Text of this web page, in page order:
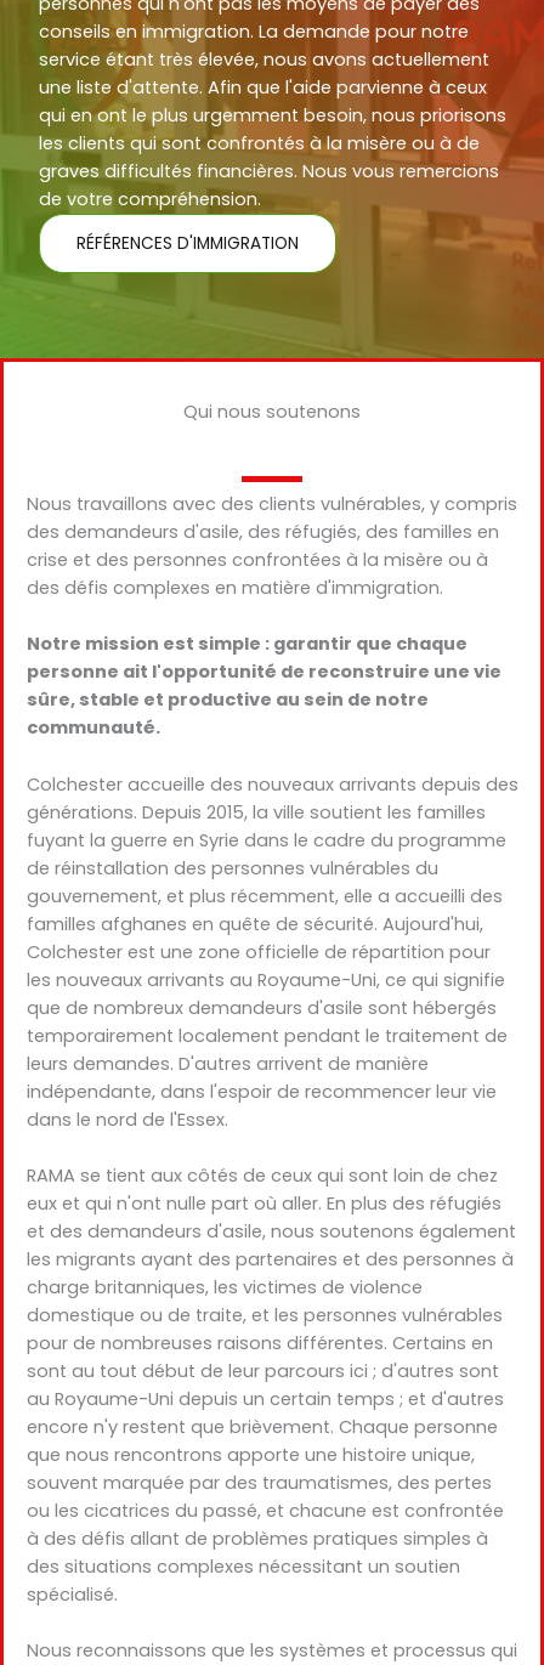
conseils en immigration. La demande pour notre
service étant très élevée, nous avons actuellement
une liste d'attente. Afin que l'aide parvienne à ceux
qui en ont le plus urgemment besoin, nous priorisons
les clients qui sont confrontés à la misère ou à de
graves difficultés financières. Nous vous remercions
de votre compréhension.
RÉFÉRENCES D'IMMIGRATION
Qui nous soutenons
Nous travaillons avec des clients vulnérables, y compris
des demandeurs d'asile, des réfugiés, des familles en
crise et des personnes confrontées à la misère ou à
des défis complexes en matière d'immigration.
Notre mission est simple : garantir que chaque
personne ait l'opportunité de reconstruire une vie
sûre, stable et productive au sein de notre
communauté.
Colchester accueille des nouveaux arrivants depuis des
générations. Depuis 2015, la ville soutient les familles
fuyant la guerre en Syrie dans le cadre du programme
de réinstallation des personnes vulnérables du
gouvernement, et plus récemment, elle a accueilli des
familles afghanes en quête de sécurité. Aujourd'hui,
Colchester est une zone officielle de répartition pour
les nouveaux arrivants au Royaume-Uni, ce qui signifie
que de nombreux demandeurs d'asile sont hébergés
temporairement localement pendant le traitement de
leurs demandes. D'autres arrivent de manière
indépendante, dans l'espoir de recommencer leur vie
dans le nord de l'Essex.
RAMA se tient aux côtés de ceux qui sont loin de chez
eux et qui n'ont nulle part où aller. En plus des réfugiés
et des demandeurs d'asile, nous soutenons également
les migrants ayant des partenaires et des personnes à
charge britanniques, les victimes de violence
domestique ou de traite, et les personnes vulnérables
pour de nombreuses raisons différentes. Certains en
sont au tout début de leur parcours ici ; d'autres sont
au Royaume-Uni depuis un certain temps ; et d'autres
encore n'y restent que brièvement. Chaque personne
que nous rencontrons apporte une histoire unique,
souvent marquée par des traumatismes, des pertes
ou les cicatrices du passé, et chacune est confrontée
à des défis allant de problèmes pratiques simples à
des situations complexes nécessitant un soutien
spécialisé.
Nous reconnaissons que les systèmes et processus qui